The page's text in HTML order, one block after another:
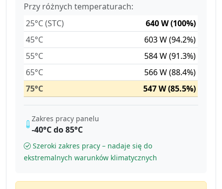
Przy różnych temperaturach:
25°C (STC)
640 W (100%)
45°C
603 W (94.2%)
55°C
584 W (91.3%)
65°C
566 W (88.4%)
75°C
547 W (85.5%)
Zakres pracy panelu
-40°C do 85°C
Szeroki zakres pracy – nadaje się do
ekstremalnych warunków klimatycznych